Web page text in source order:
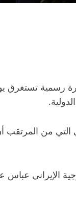
رسمية
من المرتقب
الإيراني عباس